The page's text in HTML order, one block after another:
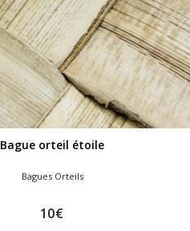
Bague orteil étoile
Bagues Orteils
10€